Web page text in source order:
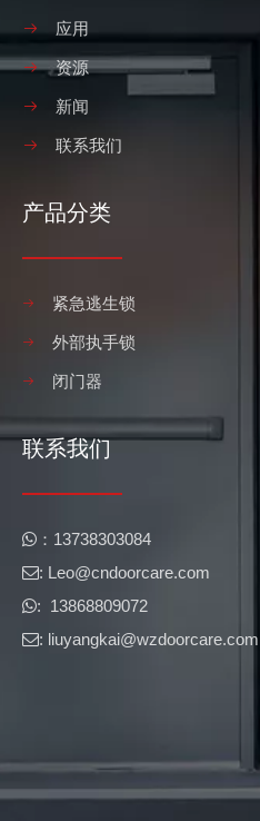
专业研发、制造门锁的工厂。
第131届广交会4月24日圆满闭幕
应用
资源
新闻
联系我们
产品分类
紧急逃生锁
外部执手锁
闭门器
联系我们
 ​​：13738303084
: Leo@cndoorcare.com​​​​​​​
: 13868809072
: liuyangkai@wzdoorcare.com